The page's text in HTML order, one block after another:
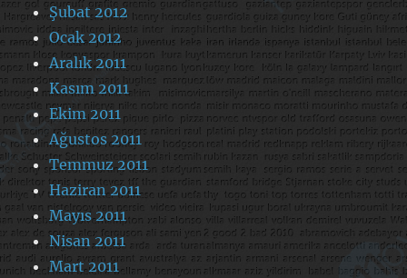
Şubat 2012
Ocak 2012
Aralık 2011
Kasım 2011
Ekim 2011
Ağustos 2011
Temmuz 2011
Haziran 2011
Mayıs 2011
Nisan 2011
Mart 2011